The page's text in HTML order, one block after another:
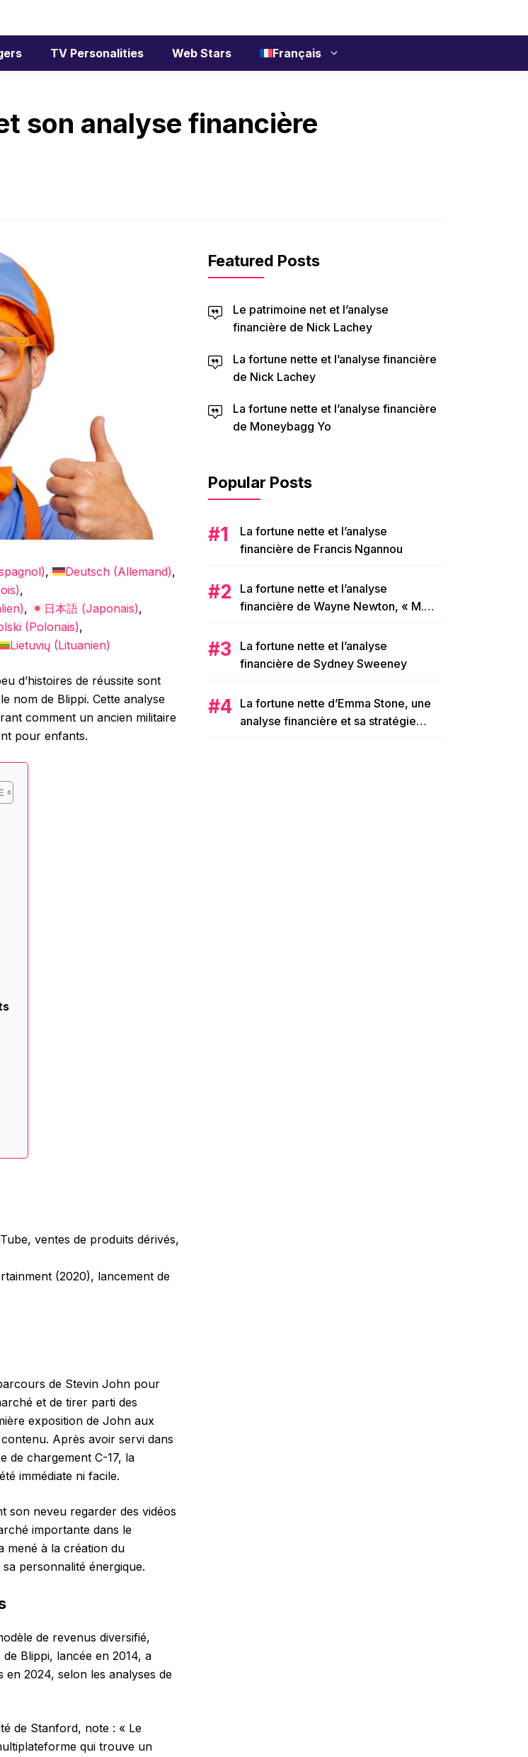
TV Personalities Web Stars Français
son analyse financière
) Deutsch (Allemand)
)
) 日本語 (Japonais)
(Polonais)
Lietuvių (Lituanien)
d’histoires de réussite sont
nom de Blippi. Cette analyse
comment un ancien militaire
pour enfants.
ventes de produits dérivés,
(2020), lancement de
de Stevin John pour
et de tirer parti des
exposition de John aux
Après avoir servi dans
de chargement C-17, la
immédiate ni facile.
son neveu regarder des vidéos
importante dans le
mené à la création du
personnalité énergique.
de revenus diversifié,
Blippi, lancée en 2014, a
en 2024, selon les analyses de
de Stanford, note : « Le
qui trouve un
Featured Posts
Le patrimoine net et l’analyse
financière de Nick Lachey
La fortune nette et l’analyse financière
de Nick Lachey
La fortune nette et l’analyse financière
de Moneybagg Yo
Popular Posts
La fortune nette et l’analyse
financière de Francis Ngannou
La fortune nette et l’analyse
financière de Wayne Newton, « M.
La fortune nette et l’analyse
financière de Sydney Sweeney
La fortune nette d’Emma Stone, une
analyse financière et sa stratégie